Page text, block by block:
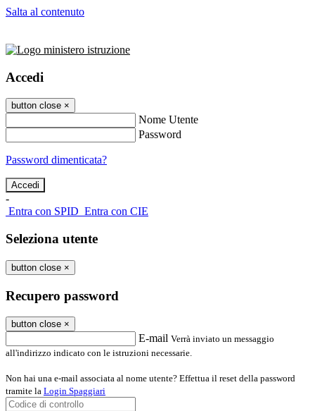
Salta al contenuto
Accedi
button close ×
Nome Utente
Password
Password dimenticata?
-
Entra con SPID Entra con CIE
Seleziona utente
button close ×
Recupero password
button close ×
E-mail Verrà inviato un messaggio
all'indirizzo indicato con le istruzioni necessarie.
Non hai una e-mail associata al nome utente? Effettua il reset della password
tramite la Login Spaggiari